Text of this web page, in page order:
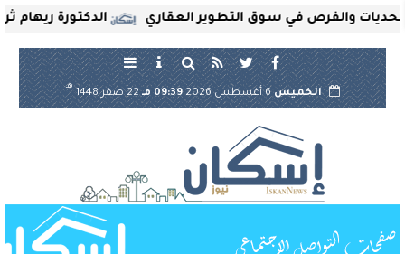
الدكتورة ريهام ثروت والفرص في سوق التطوير العقاري
الخميس 6 أغسطس 2026 09:39 مـ 22 صفر 1448
هـ